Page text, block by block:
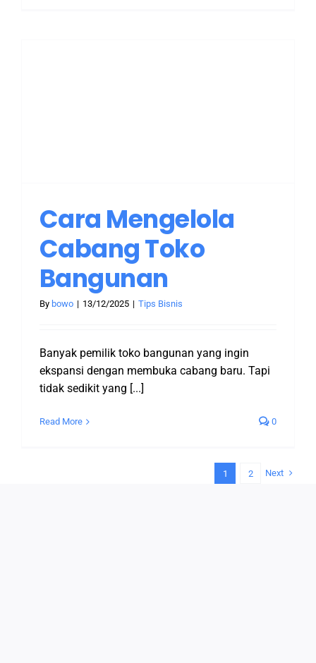
Cara Mengelola
Cabang Toko
Bangunan
By bowo | 13/12/2025 | Tips Bisnis
Banyak pemilik toko bangunan yang ingin
ekspansi dengan membuka cabang baru. Tapi
tidak sedikit yang [...]
Read More 0
1 2 Next